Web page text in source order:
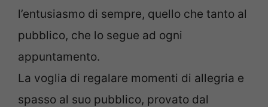
l’entusiasmo di sempre, quello che tanto al
pubblico, che lo segue ad ogni
appuntamento.
La voglia di regalare momenti di allegria e
spasso al suo pubblico, provato dal